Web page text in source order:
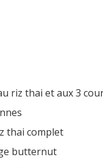
riz thai et aux 3
thai complet
butternut